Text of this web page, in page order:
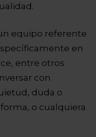
equipo referente
en
entre otros
con
duda o
o cualquiera